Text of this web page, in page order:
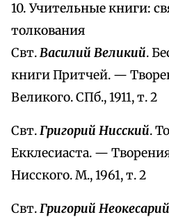
10. Учительные книги:
толкования
Свт.Василий Великий.
книги Притчей. —
Великого. СПб., 1911, т. 2
Свт.Григорий Нисский.
Екклесиаста. —
Нисского. М., 1961, т. 2
Свт.Григорий